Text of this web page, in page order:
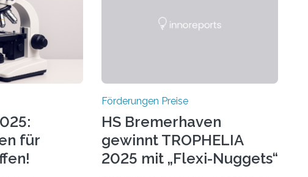
für
Förderungen Preise
HS Bremerhaven
gewinnt TROPHELIA
2025 mit „Flexi-Nuggets“